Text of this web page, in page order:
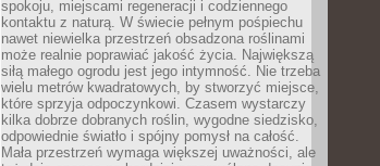
spokoju, miejscami regeneracji i codziennego
kontaktu z naturą. W świecie pełnym pośpiechu
nawet niewielka przestrzeń obsadzona roślinami
może realnie poprawiać jakość życia. Największą
siłą małego ogrodu jest jego intymność. Nie trzeba
wielu metrów kwadratowych, by stworzyć miejsce,
które sprzyja odpoczynkowi. Czasem wystarczy
kilka dobrze dobranych roślin, wygodne siedzisko,
odpowiednie światło i spójny pomysł na całość.
Mała przestrzeń wymaga większej uważności, ale